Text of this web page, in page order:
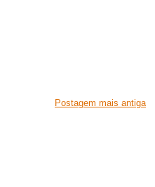
Postagem mais antiga